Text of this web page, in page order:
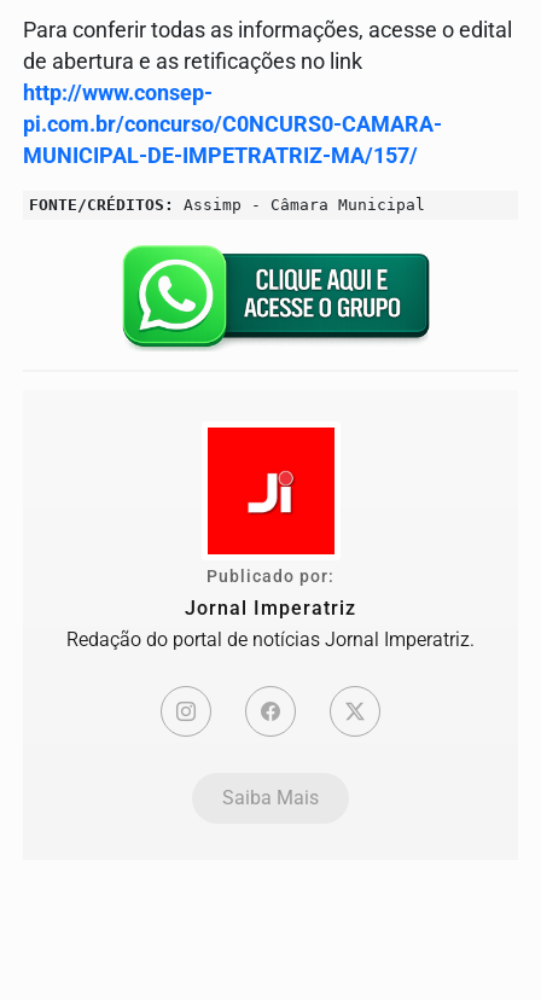
Para conferir todas as informações, acesse o edital
de abertura e as retificações no link
http://www.consep-
pi.com.br/concurso/C0NCURS0-CAMARA-
MUNICIPAL-DE-IMPETRATRIZ-MA/157/
FONTE/CRÉDITOS: Assimp - Câmara Municipal
Publicado por:
Jornal Imperatriz
Redação do portal de notícias Jornal Imperatriz.
Saiba Mais